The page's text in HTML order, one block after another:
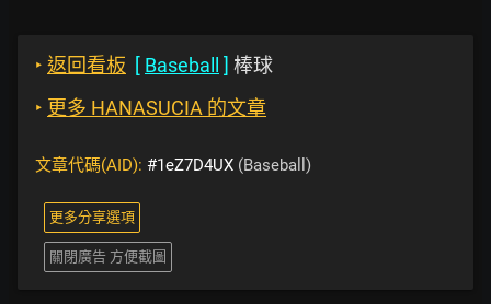
‣ 返回看板 [ Baseball ] 棒球
‣ 更多 HANASUCIA 的文章
文章代碼(AID): #1eZ7D4UX (Baseball)
更多分享選項
關閉廣告 方便截圖